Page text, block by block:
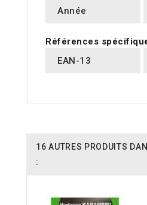
Année
Références
EAN-13
16 AUTRES PRODUITS
: